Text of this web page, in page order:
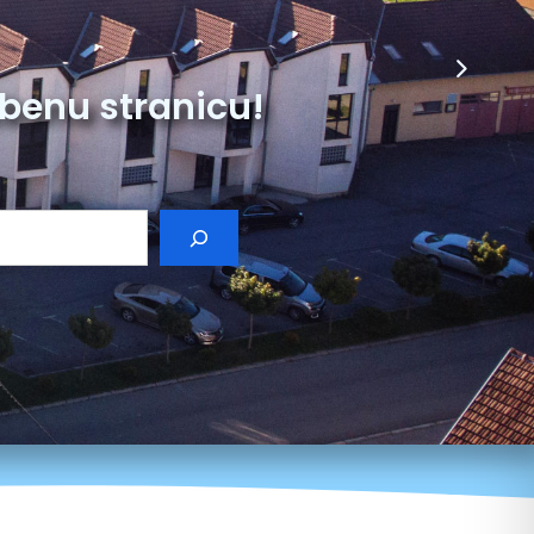
stranicu!